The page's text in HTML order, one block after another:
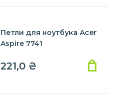
Петли для ноутбука Acer
Aspire 7741
221,0 ₴